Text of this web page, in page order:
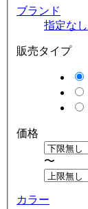
ブランド
指定なし
販売タイプ
価格
〜
カラー